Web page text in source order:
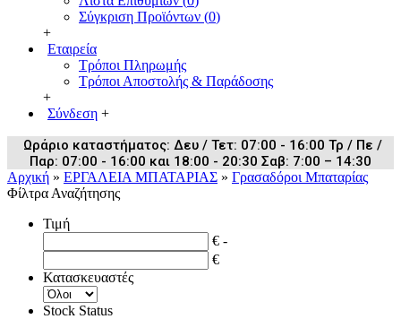
Σύγκριση Προϊόντων (0)
+
Εταιρεία
Τρόποι Πληρωμής
Τρόποι Αποστολής & Παράδοσης
+
Σύνδεση +
Ωράριο καταστήματος: Δευ / Τετ: 07:00 - 16:00 Τρ / Πε /
Παρ: 07:00 - 16:00 και 18:00 - 20:30 Σαβ: 7:00 – 14:30
Αρχική » ΕΡΓΑΛΕΙΑ ΜΠΑΤΑΡΙΑΣ » Γρασαδόροι Μπαταρίας
Φίλτρα Αναζήτησης
Τιμή
€ -
€
Κατασκευαστές
Stock Status